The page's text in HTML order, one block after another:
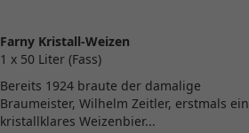
Farny Kristall-Weizen
1 x 50 Liter (Fass)
Bereits 1924 braute der damalige
Braumeister, Wilhelm Zeitler, erstmals ein
kristallklares Weizenbier...